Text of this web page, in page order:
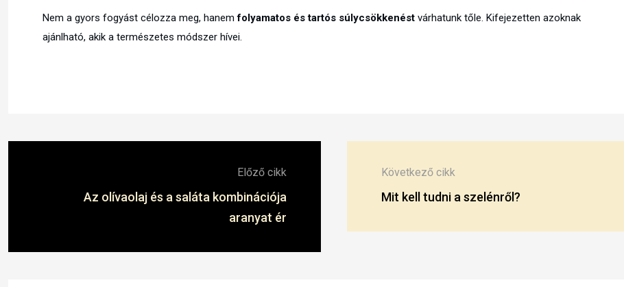
Nem a gyors fogyást célozza meg, hanemfolyamatos és tartós súlycsökkenést várhatunk tőle. Kifejezetten azoknak
ajánlható, akik a természetes módszer hívei.
Előző cikk
Az olívaolaj és a saláta kombinációja
aranyat ér
Következő cikk
Mit kell tudni a szelénről?